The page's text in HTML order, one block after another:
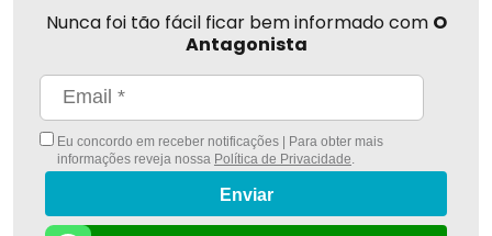
Nunca foi tão fácil ficar bem informado com O
Antagonista
Eu concordo em receber notificações | Para obter mais
informações reveja nossa Política de Privacidade
Enviar